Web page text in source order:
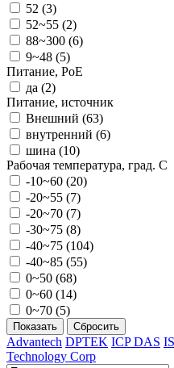
52 (3)
52~55 (2)
88~300 (6)
9~48 (5)
Питание, PoE
да (2)
Питание, источник
Внешний (63)
внутренний (6)
шина (10)
Рабочая температура, град. C
-10~60 (20)
-20~55 (7)
-20~70 (7)
-30~75 (8)
-40~75 (104)
-40~85 (55)
0~50 (68)
0~60 (14)
0~70 (5)
Advantech DPTEK ICP DAS
Technology Corp